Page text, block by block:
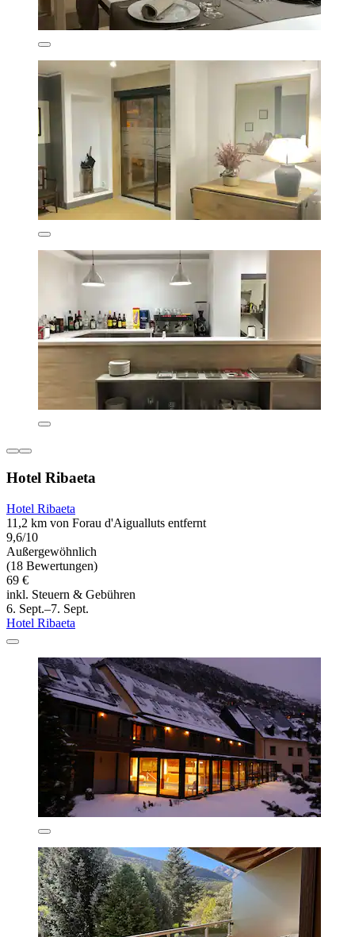
Hotel Ribaeta
Hotel Ribaeta
11,2 km von Forau d'Aigualluts entfernt
9,6/10
Außergewöhnlich
(18 Bewertungen)
69 €
inkl. Steuern & Gebühren
6. Sept.–7. Sept.
Hotel Ribaeta